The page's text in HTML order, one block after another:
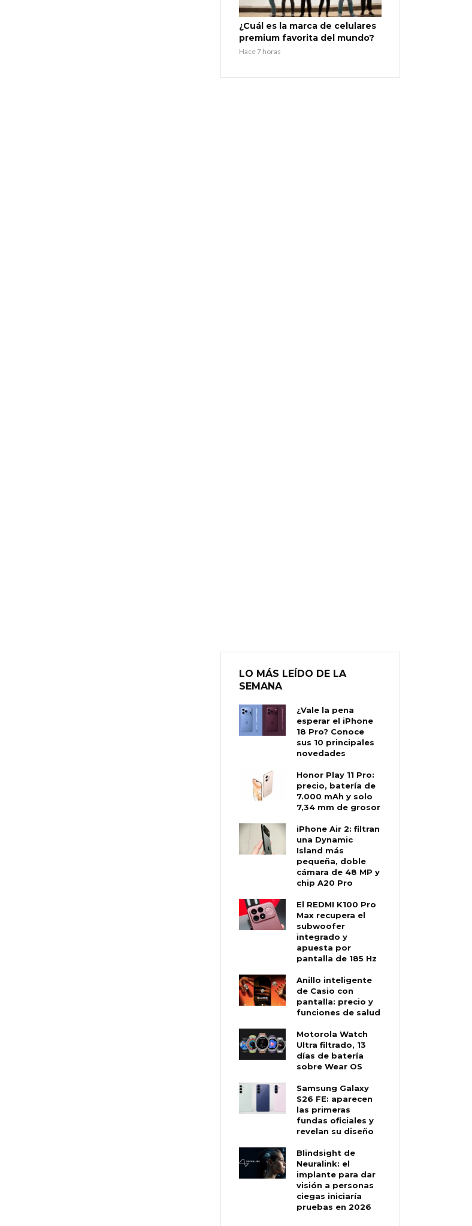
¿Cuál es la marca de celulares
premium favorita del mundo?
Hace 7 horas
LO MÁS LEÍDO DE LA
SEMANA
¿Vale la pena
esperar el iPhone
18 Pro? Conoce
sus 10 principales
novedades
Honor Play 11 Pro:
precio, batería de
7.000 mAh y solo
7,34 mm de grosor
iPhone Air 2: filtran
una Dynamic
Island más
pequeña, doble
cámara de 48 MP y
chip A20 Pro
El REDMI K100 Pro
Max recupera el
subwoofer
integrado y
apuesta por
pantalla de 185 Hz
Anillo inteligente
de Casio con
pantalla: precio y
funciones de salud
Motorola Watch
Ultra filtrado, 13
días de batería
sobre Wear OS
Samsung Galaxy
S26 FE: aparecen
las primeras
fundas oficiales y
revelan su diseño
Blindsight de
Neuralink: el
implante para dar
visión a personas
ciegas iniciaría
pruebas en 2026